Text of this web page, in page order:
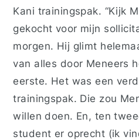
Kani trainingspak. “Kijk
gekocht voor mijn
morgen. Hij glimt
van alles door Meneers
eerste. Het was een
trainingspak. Die zou
willen doen. En, ten
student er oprecht (ik